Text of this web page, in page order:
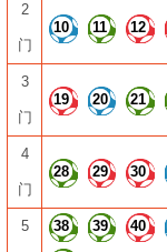
2
门
10 11 12
3
门
19 20 21
4
门
28 29 30
5 38 39 40